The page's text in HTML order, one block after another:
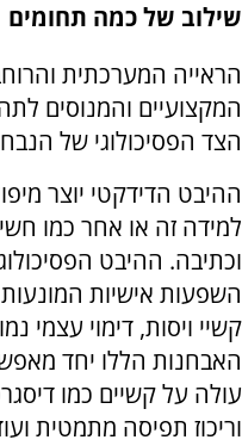
שילוב של כמה תחומים
הראייה המערכתית
המקצועיים והמנוסים
הצד הפסיכולוגי של
ההיבט הדידקטי יוצר
למידה זה או אחר כמו
וכתיבה. ההיבט
השפעות אישיות
קשיי ויסות, דימוי עצמי
האבחנות הללו יחד
עולה על קשיים כמו
וריכוז תפיסה מתמטית